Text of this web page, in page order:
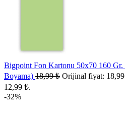
Bigpoint Fon Kartonu 50x70 160
Boyama) 18,99₺ Orijinal fiyat:
12,99 ₺.
-32%